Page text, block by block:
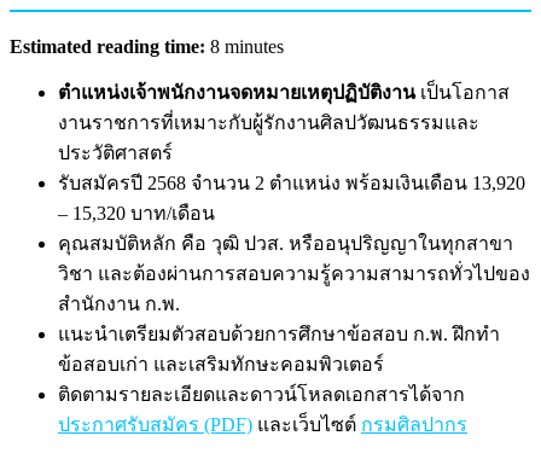
Estimated reading time: 8 minutes
ตำแหน่งเจ้าพนักงานจดหมายเหตุปฏิบัติงานเป็นโอกาส
งานราชการที่เหมาะกับผู้รักงานศิลปวัฒนธรรมและ
ประวัติศาสตร์
รับสมัครปี 2568 จำนวน 2 ตำแหน่ง พร้อมเงินเดือน 13,920
– 15,320 บาท/เดือน
คุณสมบัติหลัก คือ วุฒิ ปวส. หรืออนุปริญญาในทุกสาขา
วิชา และต้องผ่านการสอบความรู้ความสามารถทั่วไปของ
สำนักงาน ก.พ.
แนะนำเตรียมตัวสอบด้วยการศึกษาข้อสอบ ก.พ. ฝึกทำ
ข้อสอบเก่า และเสริมทักษะคอมพิวเตอร์
ติดตามรายละเอียดและดาวน์โหลดเอกสารได้จาก
ประกาศรับสมัคร (PDF) และเว็บไซต์ กรมศิลปากร